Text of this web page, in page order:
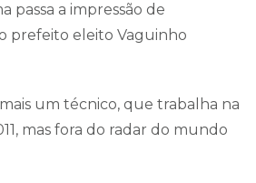
passa a impressão de
prefeito eleito Vaguinho
um técnico, que trabalha na
mas fora do radar do mundo